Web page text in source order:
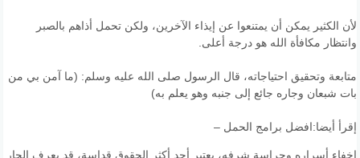
لأن الكثير يمكن أن يمتنعوا عن إيذاء الآخرين، ولكن تحمل أذاهم بالصبر
وانتظار مكافأة الله هو درجة أعلى.
متابعة وتحقيق احتياجاته، قال الرسول صلى الله عليه وسلم: (ما آمن بي من
بات شبعان وجاره جائع إلى جنبه وهو يعلم به)
إقرأ أيضا:افضل برامج الحمل –
إخفاء أسراره وحراسة شرفه، يعتبر أحد أكثر الحقوق قداسة، قد يعرف الجار